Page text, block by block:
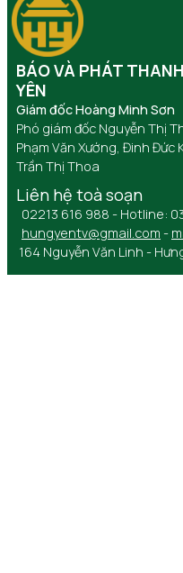
BÁO VÀ PHÁT
YÊN
Giám đốc Hoàng Minh Sơn
Phó giám đốc Nguyễn Thị
Phạm Văn Xướng, Đinh Đức
Trần Thị Thoa
Liên hệ toà soạn
02213 616 988 - Hotline:
hungyentv@gmail.com -
164 Nguyễn Văn Linh -